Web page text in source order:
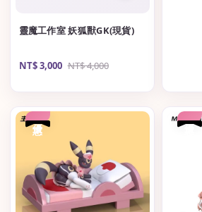
靈魔工作室 妖狐獸GK(現貨)
Sale
NT$ 3,000 Regular
NT$ 4,000